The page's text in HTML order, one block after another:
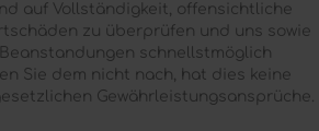
auf Vollständigkeit, offensichtliche
zu überprüfen und uns sowie
schnellstmöglich
Sie dem nicht nach, hat dies keine
Gewährleistungsansprüche.